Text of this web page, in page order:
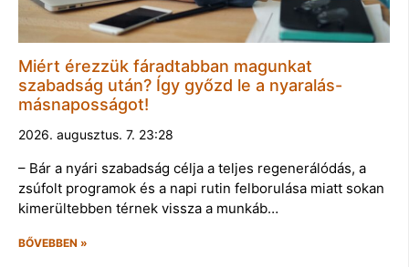
Miért érezzük fáradtabban magunkat
szabadság után? Így győzd le a nyaralás-
másnaposságot!
2026. augusztus. 7. 23:28
– Bár a nyári szabadság célja a teljes regenerálódás, a
zsúfolt programok és a napi rutin felborulása miatt sokan
kimerültebben térnek vissza a munkáb…
BŐVEBBEN »